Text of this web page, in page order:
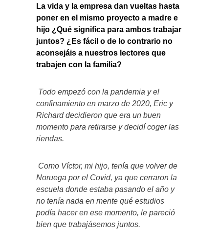
La vida y la empresa dan vueltas hasta
poner en el mismo proyecto a madre e
hijo ¿Qué significa para ambos trabajar
juntos? ¿Es fácil o de lo contrario no
aconsejáis a nuestros lectores que
trabajen con la familia?
Todo empezó con la pandemia y el
confinamiento en marzo de 2020, Eric y
Richard decidieron que era un buen
momento para retirarse y decidí coger las
riendas.
Como Víctor, mi hijo, tenía que volver de
Noruega por el Covid, ya que cerraron la
escuela donde estaba pasando el año y
no tenía nada en mente qué estudios
podía hacer en ese momento, le pareció
bien que trabajásemos juntos.